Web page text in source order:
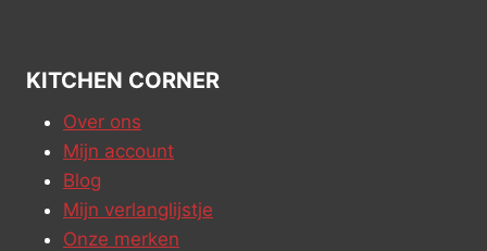
KITCHEN CORNER
Over ons
Mijn account
Blog
Mijn verlanglijstje
Onze merken